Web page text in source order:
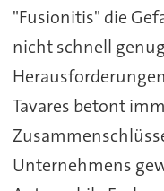
"Fusionitis" die
nicht schnell
Tavares betont
Unternehmens